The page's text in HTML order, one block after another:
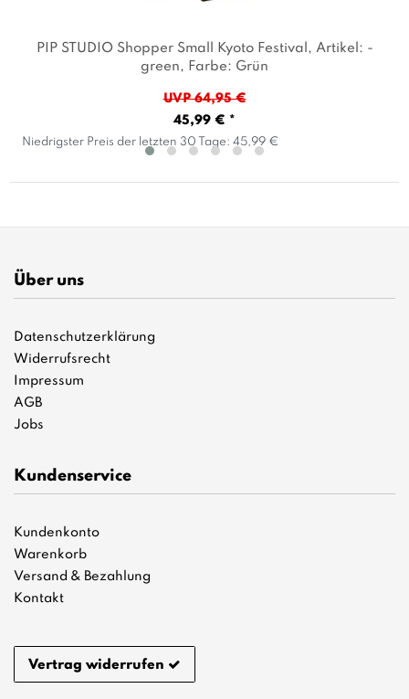
PIP STUDIO Shopper Small Kyoto Festival , Artikel: -
green, Farbe: Grün
UVP 64,95 €
45,99 € *
Niedrigster Preis der letzten 30 Tage: 45,99 €
Über uns
Datenschutzerklärung
Widerrufsrecht
Impressum
AGB
Jobs
Kundenservice
Kundenkonto
Warenkorb
Versand & Bezahlung
Kontakt
Vertrag widerrufen